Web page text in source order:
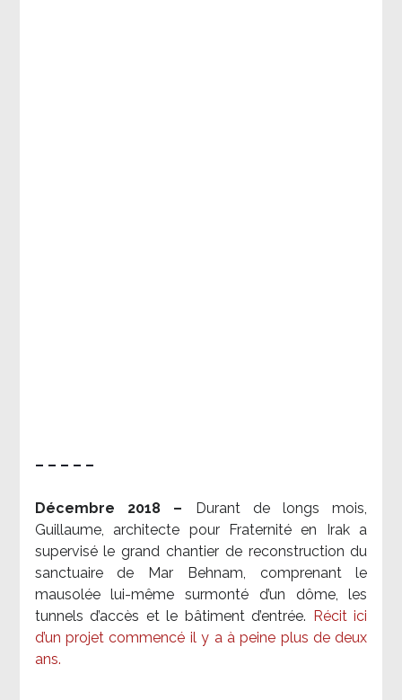
– – – – –
Décembre 2018 –
Durant de longs mois,
Guillaume, architecte pour Fraternité en Irak a
supervisé le grand chantier de reconstruction du
sanctuaire de Mar Behnam, comprenant le
mausolée lui-même surmonté d’un dôme, les
tunnels d’accès et le bâtiment d’entrée.
Récit ici
d’un projet commencé il y a à peine plus de deux
ans.